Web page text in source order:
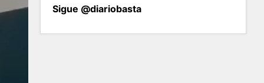
Sigue @diariobasta